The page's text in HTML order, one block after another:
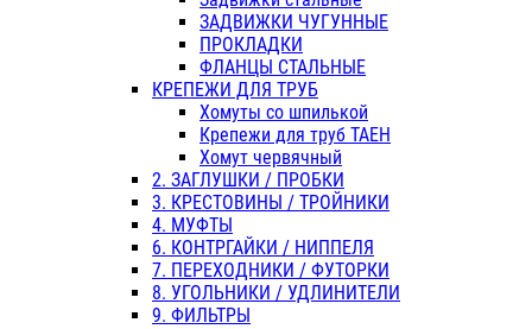
ЗАДВИЖКИ ЧУГУННЫЕ
ПРОКЛАДКИ
ФЛАНЦЫ СТАЛЬНЫЕ
КРЕПЕЖИ ДЛЯ ТРУБ
Хомуты со шпилькой
Крепежи для труб ТАЕН
Хомут червячный
2. ЗАГЛУШКИ / ПРОБКИ
3. КРЕСТОВИНЫ / ТРОЙНИКИ
4. МУФТЫ
6. КОНТРГАЙКИ / НИППЕЛЯ
7. ПЕРЕХОДНИКИ / ФУТОРКИ
8. УГОЛЬНИКИ / УДЛИНИТЕЛИ
9. ФИЛЬТРЫ